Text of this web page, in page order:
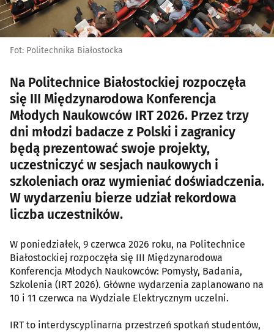
Fot: Politechnika Białostocka
Na Politechnice Białostockiej rozpoczęła
się III Międzynarodowa Konferencja
Młodych Naukowców IRT 2026. Przez trzy
dni młodzi badacze z Polski i zagranicy
będą prezentować swoje projekty,
uczestniczyć w sesjach naukowych i
szkoleniach oraz wymieniać doświadczenia.
W wydarzeniu bierze udział rekordowa
liczba uczestników.
W poniedziałek, 9 czerwca 2026 roku, na Politechnice
Białostockiej rozpoczęła się III Międzynarodowa
Konferencja Młodych Naukowców: Pomysły, Badania,
Szkolenia (IRT 2026). Główne wydarzenia zaplanowano na
10 i 11 czerwca na Wydziale Elektrycznym uczelni.
IRT to interdyscyplinarna przestrzeń spotkań studentów,